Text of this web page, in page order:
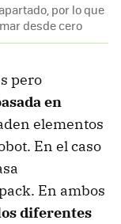
por lo que
desde cero
pero
en
elementos
En el caso
En ambos
diferentes